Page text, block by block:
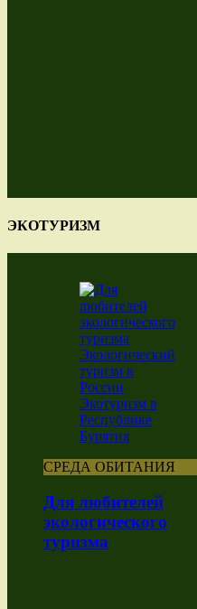
ЭКОТУРИЗМ
СРЕДА ОБИТАНИЯ
Для любителей
экологического
туризма